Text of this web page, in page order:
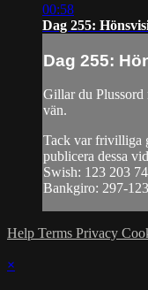
00:58
Dag 255:
Dag 255:
Gillar du Plussord
vän.
Tack var frivilliga
publicera dessa
Swish: 123 203
Bankgiro: 297-
Help Terms Privacy
×